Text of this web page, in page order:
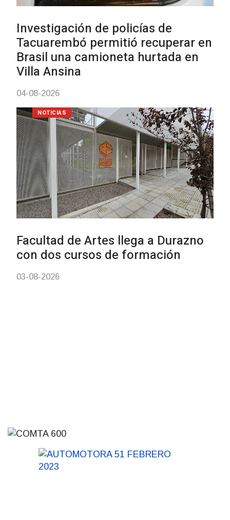
Siniestro laboral con
de carne
01-08-2026